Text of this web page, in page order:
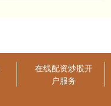
在线配资炒股开
户服务